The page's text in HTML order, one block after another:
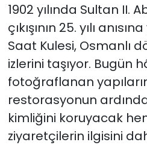
1902 yılında Sultan II.
çıkışının 25. yılı
Saat Kulesi, Osmanlı
izlerini taşıyor. Bugün
fotoğraflanan
restorasyonun
kimliğini koruyacak
ziyaretçilerin ilgisini